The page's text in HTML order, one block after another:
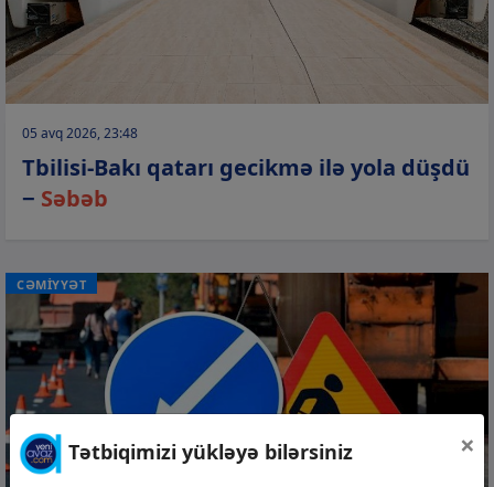
05 avq 2026, 23:48
Tbilisi-Bakı qatarı gecikmə ilə yola düşdü
− Səbəb
CƏMİYYƏT
Tətbiqimizi yükləyə bilərsiniz ×